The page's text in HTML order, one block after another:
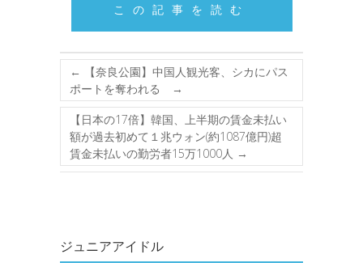
この記事を読む
←
【奈良公園】中国人観光客、シカにパス
ポートを奪われる →
【日本の17倍】韓国、上半期の賃金未払い
額が過去初めて１兆ウォン(約1087億円)超
賃金未払いの勤労者15万1000人 →
ジュニアアイドル